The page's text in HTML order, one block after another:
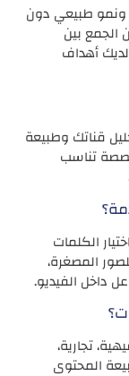
طبيعي دون
الجمع بين
لديك أهداف
قناتك وطبيعة
تناسب
الكلمات
المصغرة،
داخل الفيديو.
تجارية،
المحتوى